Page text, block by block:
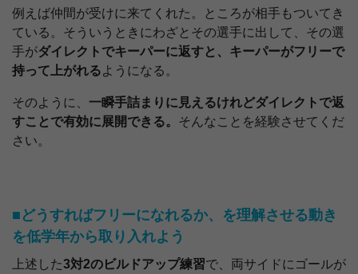
例えば仲間が受けに来てくれた。ところが相手もついてき
ている。そういうときにわざとその選手に出して、その選
手がダイレクトでキーパーに返すと、キーパーがフリーで
持って上がれるようになる。
そのように、 一瞬手詰まりに見えるけれどダイレクトで返
すことで有効に展開できる。 そんなことを経験させてくだ
さい。
■どうすればフリーになれるか、を理解させる動き
を低学年から取り入れよう
上述した3対2のビルドアップ練習で、両サイドにゴールが